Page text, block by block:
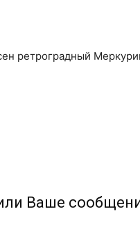
ретроградный
Ваше